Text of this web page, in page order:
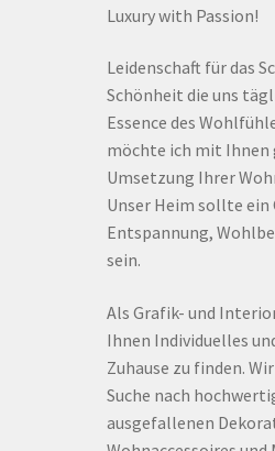
Luxury with Passion!
Leidenschaft für das
Schönheit die uns
Essence des
möchte ich mit Ihnen
Umsetzung Ihrer
Unser Heim sollte ein
Entspannung,
sein.
Als Grafik- und
Ihnen Individuelles
Zuhause zu finden.
Suche nach
ausgefallenen